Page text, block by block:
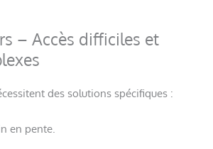
– Accès difficiles et
des solutions spécifiques :
en pente.